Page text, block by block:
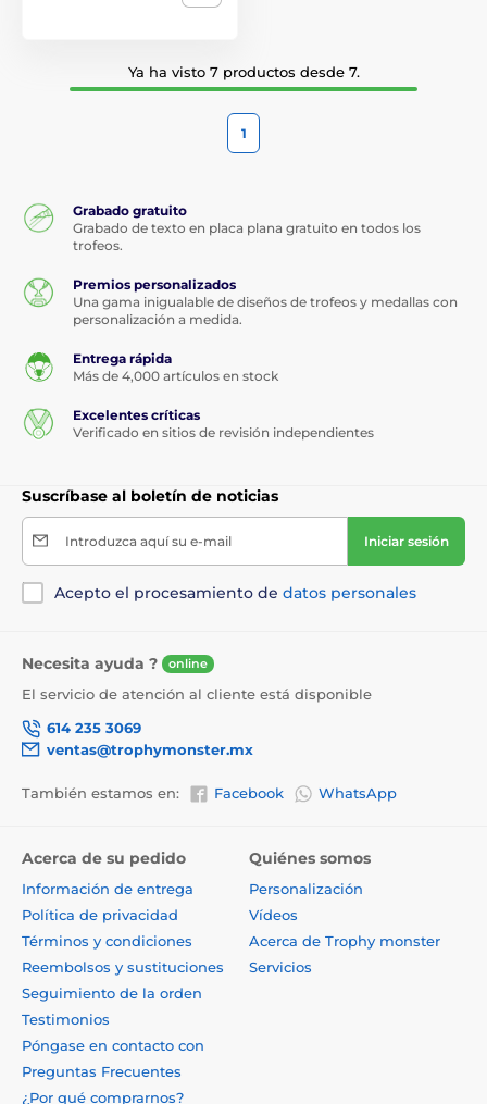
Ya ha visto 7 productos desde 7.
1
Grabado gratuito
Grabado de texto en placa plana gratuito en todos los
trofeos.
Premios personalizados
Una gama inigualable de diseños de trofeos y medallas con
personalización a medida.
Entrega rápida
Más de 4,000 artículos en stock
Excelentes críticas
Verificado en sitios de revisión independientes
Suscríbase al boletín de noticias
Introduzca aquí su e-mail Iniciar sesión
Acepto el procesamiento de datos personales
Necesita ayuda ? online
El servicio de atención al cliente está disponible
614 235 3069
ventas@trophymonster.mx
También estamos en: Facebook WhatsApp
Acerca de su pedido
Información de entrega
Política de privacidad
Términos y condiciones
Reembolsos y sustituciones
Seguimiento de la orden
Testimonios
Póngase en contacto con
Preguntas Frecuentes
¿Por qué comprarnos?
Quiénes somos
Personalización
Vídeos
Acerca de Trophy monster
Servicios